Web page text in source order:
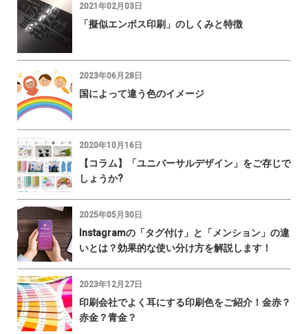
2021年02月03日
「擬似エンボス印刷」のしくみと特徴
2023年06月28日
国によって違う色のイメージ
2020年10月16日
【コラム】「ユニバーサルデザイン」をご存じで
しょうか?
2025年05月30日
Instagramの「タグ付け」と「メンション」の違
いとは？効果的な使い分け方を解説します！
2023年12月27日
印刷会社でよく耳にする印刷色をご紹介！金赤？
赤金？青金？